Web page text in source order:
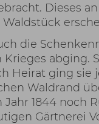
Dieses
die
abging.
Heirat ging sie
Waldrand
1844 noch
Gärtnerei